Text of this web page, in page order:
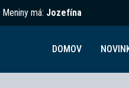
Meniny má: Jozefína
DOMOV